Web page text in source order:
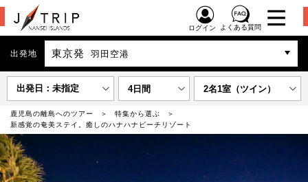
ログイン よくある質問
出発地 東京発 羽田空港
出発日：未指定 4日間 2名1室（ツイン）
鹿児島の離島へのツアー
特集から選ぶ
新感覚の奄美ステイ。癒しのハナハナビーチリゾート